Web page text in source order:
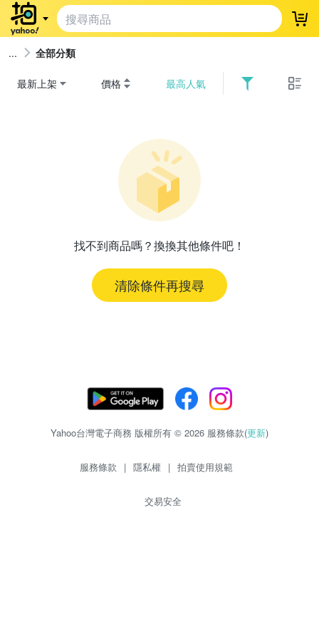
登
全部分類
最新上架 價格 最高人氣
找不到商品嗎？換換其他條件吧！
清除條件再搜尋
Yahoo台灣電子商務 版權所有 © 2026 服務條款(更新)
服務條款 | 隱私權 | 拍賣使用規範
交易安全